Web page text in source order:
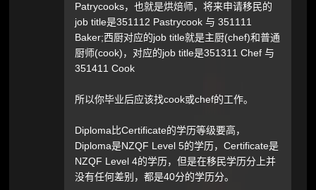
Patrycooks，也就是烘焙师，将来申请移民的
job title是351112 Pastrycook 与 351111
Baker;西厨对应的job title就是主厨(chef)和普通
厨师(cook)，对应的job title是351311 Chef 与
351411 Cook
所以你毕业后应该找cook或chef的工作。
Diploma比Certificate的学历等级要高，
Diploma是NZQF Level 5的学历，Certificate是
NZQF Level 4的学历，但是在移民学历分上并
没有任何差别，都是40分的学历分。